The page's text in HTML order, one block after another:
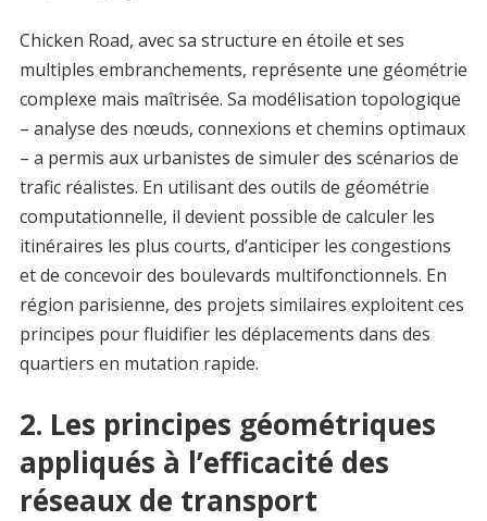
Chicken Road, avec sa structure en étoile et ses
multiples embranchements, représente une géométrie
complexe mais maîtrisée. Sa modélisation topologique
– analyse des nœuds, connexions et chemins optimaux
– a permis aux urbanistes de simuler des scénarios de
trafic réalistes. En utilisant des outils de géométrie
computationnelle, il devient possible de calculer les
itinéraires les plus courts, d’anticiper les congestions
et de concevoir des boulevards multifonctionnels. En
région parisienne, des projets similaires exploitent ces
principes pour fluidifier les déplacements dans des
quartiers en mutation rapide.
2. Les principes géométriques
appliqués à l’efficacité des
réseaux de transport